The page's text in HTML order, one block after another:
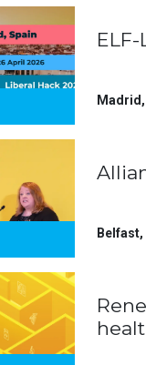
Madrid ,